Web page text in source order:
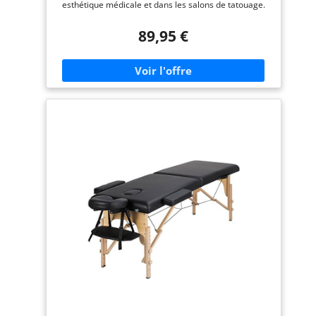
esthétique médicale et dans les salons de tatouage.
arrondis et renforcés. Ces caractéristiques confèrent
une solidité et une robustesse marquées au lit. Ce lit a
dans le temps. Le lit est pliable pour un transport
facile et est livré déjà monté, prêt à l'emploi.
Longueur 180 cm - Hauteur réglable de 64 cm à 84
REMBOURRAGE EN MOUSSE EXPANSÉE DE 7 cm.
Revêtement en similicuir facilement lavable avec
toutes les crèmes et huiles adaptées.
89,95 €